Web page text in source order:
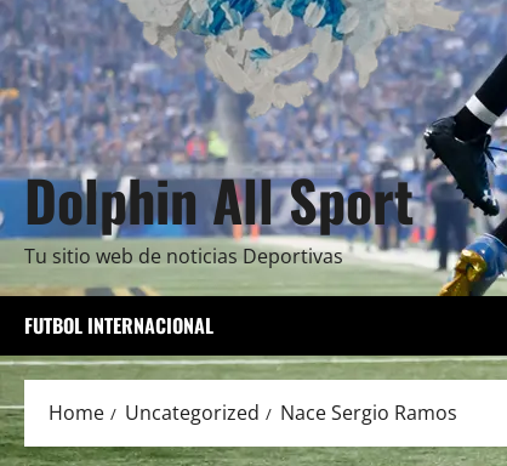
Dolphin All Sport
Tu sitio web de noticias Deportivas
FUTBOL INTERNACIONAL
Home Uncategorized Nace Sergio Ramos